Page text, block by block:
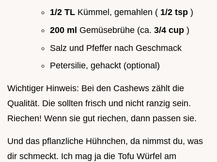
1/2 TL Kümmel, gemahlen ( 1/2 tsp )
200 ml Gemüsebrühe (ca. 3/4 cup )
Salz und Pfeffer nach Geschmack
Petersilie, gehackt (optional)
Wichtiger Hinweis: Bei den Cashews zählt die
Qualität. Die sollten frisch und nicht ranzig sein.
Riechen! Wenn sie gut riechen, dann passen sie.
Und das pflanzliche Hühnchen, da nimmst du, was
dir schmeckt. Ich mag ja die Tofu Würfel am